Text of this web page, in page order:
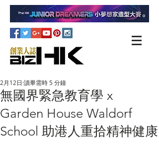
無國界緊急教育學 x
Garden House Waldorf
School 助港人重拾精神健康
2月12日 讀畢需時 5 分鐘